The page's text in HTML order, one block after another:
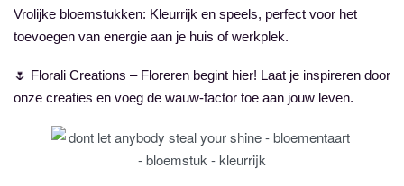
Vrolijke bloemstukken: Kleurrijk en speels, perfect voor het
toevoegen van energie aan je huis of werkplek.
🌷 Florali Creations – Floreren begint hier! Laat je inspireren door
onze creaties en voeg de wauw-factor toe aan jouw leven.